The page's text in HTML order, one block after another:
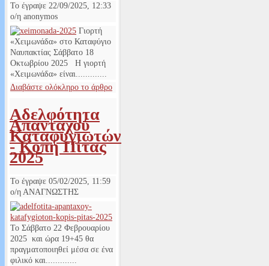
Το έγραψε 22/09/2025, 12:33
ο/η anonymos
Γιορτή
«Χειμωνάδα» στο Καταφύγιο
Ναυπακτίας Σάββατο 18
Οκτωβρίου 2025 Η γιορτή
«Χειμωνάδα» είναι.............
Διαβάστε ολόκληρο το άρθρο
Αδελφότητα
Απανταχού
Καταφυγιωτών
- Κοπή Πίτας
2025
Το έγραψε 05/02/2025, 11:59
ο/η ΑΝΑΓΝΩΣΤΗΣ
Το Σάββατο 22 Φεβρουαρίου
2025 και ώρα 19+45 θα
πραγματοποιηθεί μέσα σε ένα
φιλικό και.............